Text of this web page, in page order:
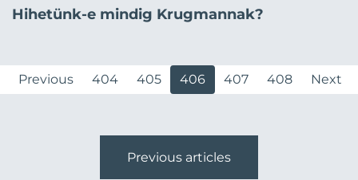
Hihetünk-e mindig Krugmannak?
Previous 404 405 406 407 408 Next
Previous articles